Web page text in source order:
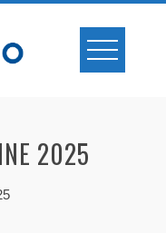
2025